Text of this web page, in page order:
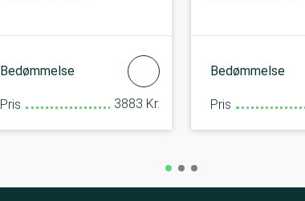
Bedømmelse
Pris 3883 Kr.
Bedømmelse
Pris